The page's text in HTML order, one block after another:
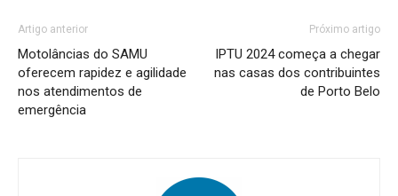
Artigo anterior
Motolâncias do SAMU
oferecem rapidez e agilidade
nos atendimentos de
emergência
Próximo artigo
IPTU 2024 começa a chegar
nas casas dos contribuintes
de Porto Belo